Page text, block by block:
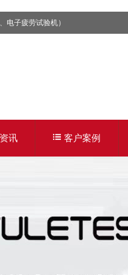
电子疲劳试验机）
讯 客户案例